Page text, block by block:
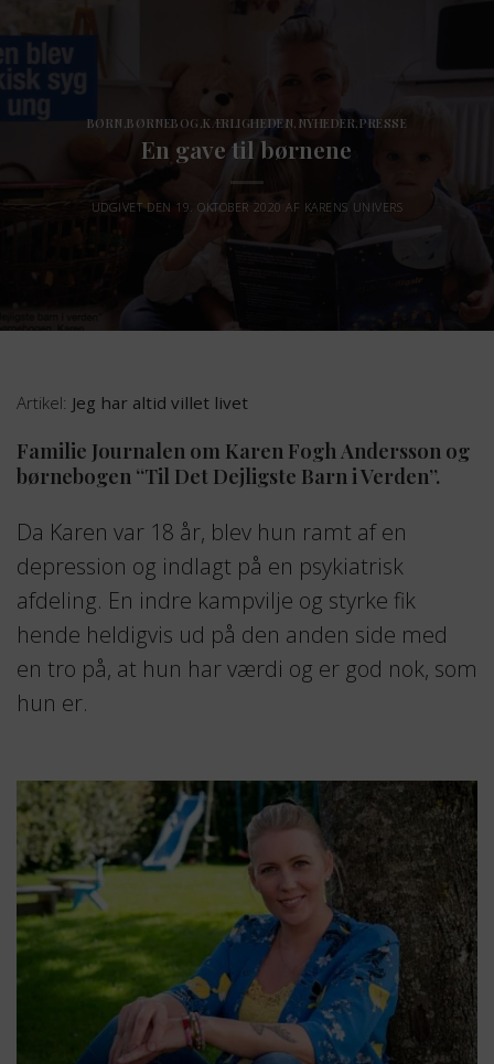
indhold
BØRN ,BØRNEBOG ,KÆRLIGHEDEN, NYHEDER,PRESSE
En gave til børnene
UDGIVET DEN 19. OKTOBER 2020 AF KARENS UNIVERS
Artikel: Jeg har altid villet livet
Familie Journalen om Karen Fogh Andersson og
børnebogen “Til Det Dejligste Barn i Verden”.
Da Karen var 18 år, blev hun ramt af en
depression og indlagt på en psykiatrisk
afdeling. En indre kampvilje og styrke fik
hende heldigvis ud på den anden side med
en tro på, at hun har værdi og er god nok, som
hun er.